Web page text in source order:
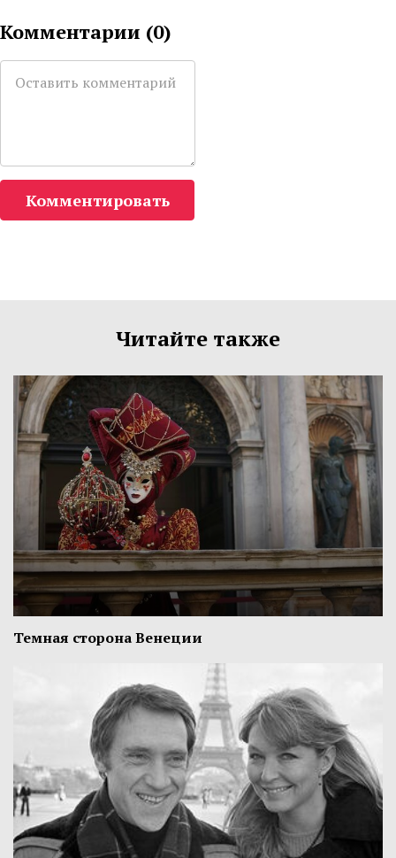
Комментарии (0)
Комментировать
Читайте также
Темная сторона Венеции